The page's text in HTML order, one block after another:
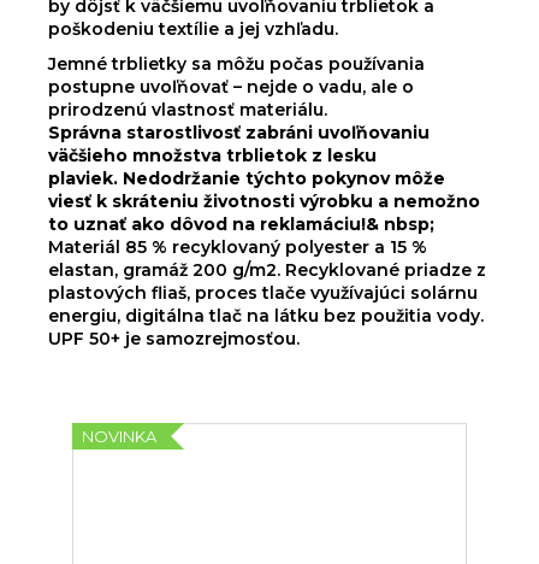
by dôjsť k väčšiemu uvoľňovaniu trblietok a
poškodeniu textílie a jej vzhľadu.
Jemné trblietky sa môžu počas používania
postupne uvoľňovať – nejde o vadu, ale o
prirodzenú vlastnosť materiálu.
Správna starostlivosť zabráni uvoľňovaniu
väčšieho množstva trblietok z lesku
plaviek. Nedodržanie týchto pokynov môže
viesť k skráteniu životnosti výrobku a nemožno
to uznať ako dôvod na reklamáciu!& nbsp;
Materiál 85 % recyklovaný polyester a 15 %
elastan, gramáž 200 g/m2. Recyklované priadze z
plastových fliaš, proces tlače využívajúci solárnu
energiu, digitálna tlač na látku bez použitia vody.
UPF 50+ je samozrejmosťou.
NOVINKA